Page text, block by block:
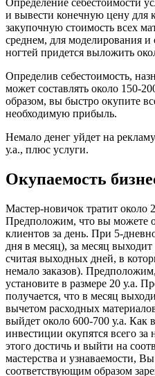
Определение себестоимости
и вывести конечную цену для
закупочную стоимость всех
среднем, для моделирования и
ногтей придется выложить
Определив себестоимость,
может составлять около 150-
образом, вы быстро окупите
необходимую прибыль.
Немало денег уйдет на
у.а., плюс услуги.
Окупаемость
Мастер-новичок тратит около
Предположим, что вы можете
клиентов за день. При 5-
дня в месяц), за месяц
считая выходных дней, в
немало заказов).
установите в размере 20 у.а.
получается, что в месяц
вычетом расходных
выйдет около 600-700 у.а. Как
инвестиции окупятся всего
этого достичь и выйти на
мастерства и узнаваемости,
соответствующим образом